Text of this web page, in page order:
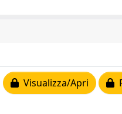
Visualizza/Apri